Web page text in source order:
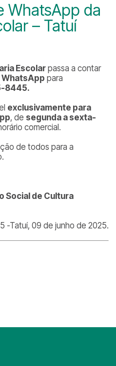
WhatsApp da
– Tatuí
Escolar passa a contar
WhatsApp para
8445.
exclusivamente para
, de segunda a sexta-
comercial.
de todos para a
Social de Cultura
-Tatuí, 09 de junho de 2025.